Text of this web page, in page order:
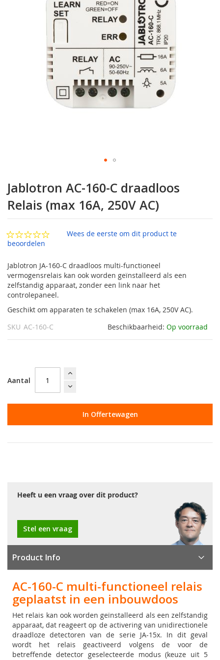
afbeeldingen-
naar
het
begin
van
de
afbeeldingen-
gallerij
Jablotron AC-160-C draadloos
Relais (max 16A, 250V AC)
Wees de eerste om dit product te
beoordelen
Jablotron JA-160-C draadloos multi-functioneel
vermogensrelais kan ook worden geïnstalleerd als een
zelfstandig apparaat, zonder een link naar het
controlepaneel.
Geschikt om apparaten te schakelen (max 16A, 250V AC).
Beschikbaarheid: Op voorraad
SKU AC-160-C
Aantal
In Offertewagen
Heeft u een vraag over dit product?
Stel een vraag
Product Info
AC-160-C multi-functioneel relais
geplaatst in een inbouwdoos
Het relais kan ook worden geïnstalleerd als een zelfstandig
apparaat, dat reageert op de activering van unidirectionele
draadloze detectoren van de serie JA-15x. In dit geval
wordt het relais geactiveerd volgens de voor de
betreffende detector geselecteerde modus (keuze uit 5